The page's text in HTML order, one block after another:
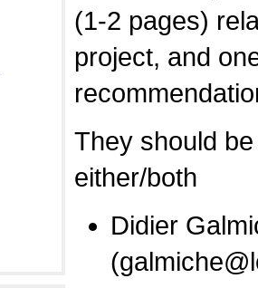
(1-2 pages)
project, and
They should
either/both
Didier